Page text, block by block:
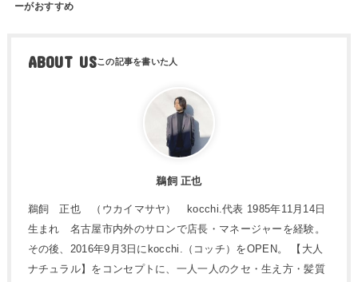
ーがおすすめ
ABOUT US
鵜飼 正也
鵜飼 正也 （ウカイマサヤ） kocchi.代表 1985年11月14日
生まれ 名古屋市内外のサロンで店長・マネージャーを経験。
その後、2016年9月3日にkocchi.（コッチ）をOPEN。 【大人
ナチュラル】をコンセプトに、一人一人のクセ・生え方・髪質